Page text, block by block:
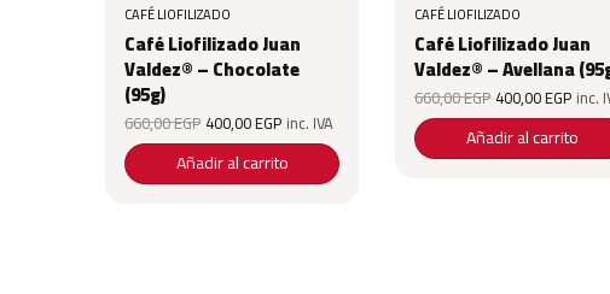
CAFÉ LIOFILIZADO
Café Liofilizado Juan
Valdez® – Chocolate
(95g)
660,00EGPOriginal price
was:
660,00 EGP.
400,00EGPCurrent price
is:
400,00 EGP.
inc. IVA
Añadir al carrito
CAFÉ LIOFILIZADO
Café Liofilizado Juan
Valdez® – Avellana
660,00EGPOriginal price
was:
660,00 EGP.
400,00EGPis:inc.
Añadir al carrito